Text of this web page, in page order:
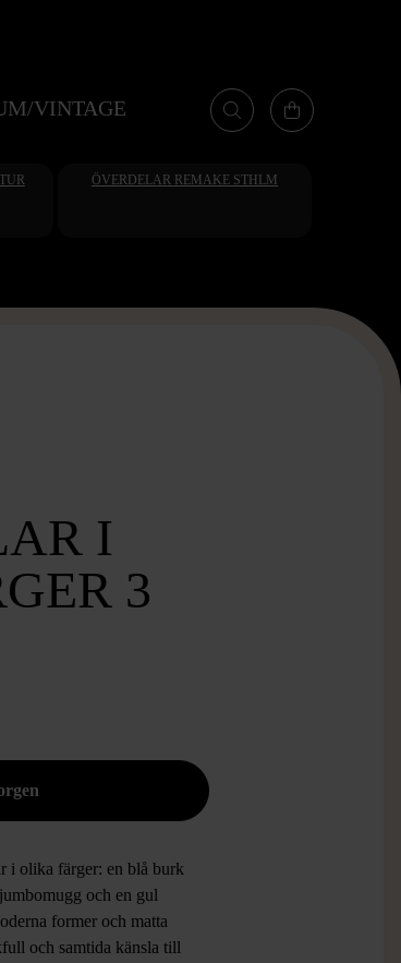
VINTAGE
ÖVERDELAR REMAKE STHLM
I
3
i olika färger: en blå burk
och en gul
former och matta
och samtida känsla till